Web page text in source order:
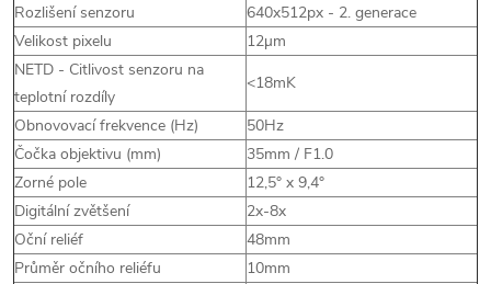
Rozlišení senzoru
640x512px - 2. generace
Velikost pixelu
12µm
NETD - Citlivost senzoru na
teplotní rozdíly
<18mK
Obnovovací frekvence (Hz)
50Hz
Čočka objektivu (mm)
35mm / F1.0
Zorné pole
12,5° x 9,4°
Digitální zvětšení
2x-8x
Oční reliéf
48mm
Průměr očního reliéfu
10mm